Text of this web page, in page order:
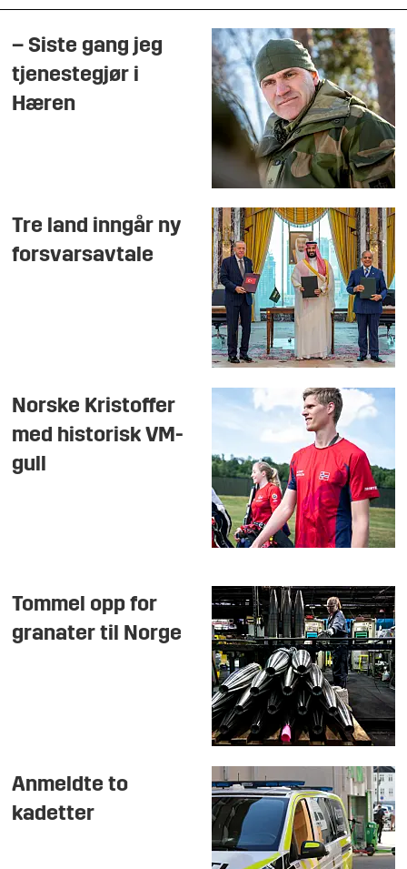
– Siste gang jeg
tjenestegjør i
Hæren
Tre land inngår ny
forsvarsavtale
Norske Kristoffer
med historisk VM-
gull
Tommel opp for
granater til Norge
Anmeldte to
kadetter